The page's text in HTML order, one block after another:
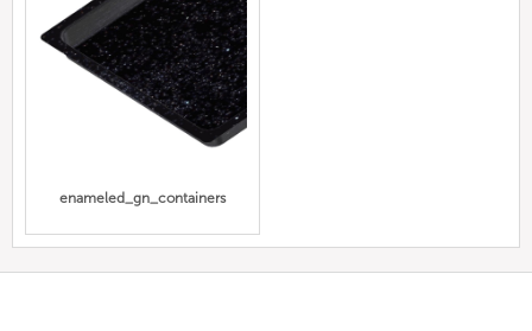
enameled_gn_containers